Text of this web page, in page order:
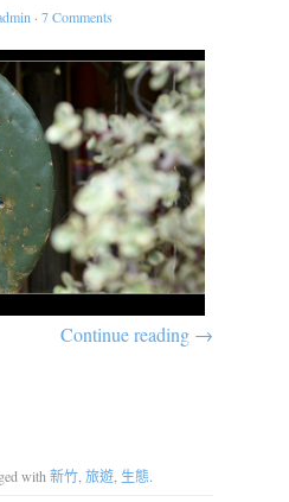
· 7 Comments
Continue reading →
with 新竹 旅遊 生態.